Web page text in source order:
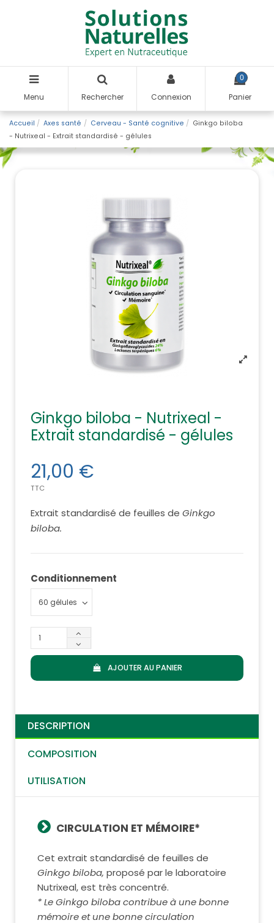
Menu Rechercher Connexion
0
Panier
Accueil Axes santé Cerveau - Santé cognitive
Ginkgo biloba
- Nutrixeal - Extrait standardisé - gélules
Ginkgo biloba - Nutrixeal -
Extrait standardisé - gélules
21,00 €
TTC
Extrait standardisé de feuilles de Ginkgo
biloba.
Conditionnement
AJOUTER AU PANIER
DESCRIPTION
COMPOSITION
UTILISATION
CIRCULATION ET MÉMOIRE*
Cet extrait standardisé de feuilles de
Ginkgo biloba, proposé par le laboratoire
Nutrixeal, est très concentré.
* Le Ginkgo biloba contribue à une bonne
mémoire et une bonne circulation